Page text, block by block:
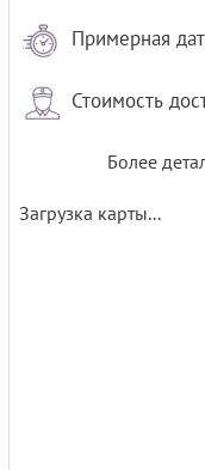
Примерная
Стоимость
Более
Загрузка карты...